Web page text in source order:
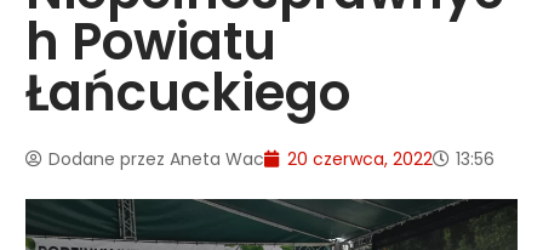
h Powiatu
Łańcuckiego
Dodane przez Aneta Wac 20 czerwca, 2022 13:56